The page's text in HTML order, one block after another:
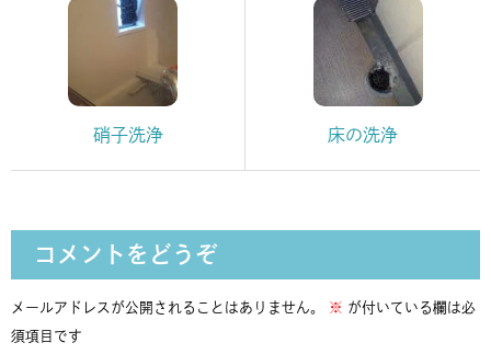
硝子洗浄 床の洗浄
コメントをどうぞ
メールアドレスが公開されることはありません。 ※ が付いている欄は必
須項目です